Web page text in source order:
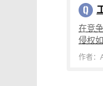
在竞
侵权
过仿
作者：